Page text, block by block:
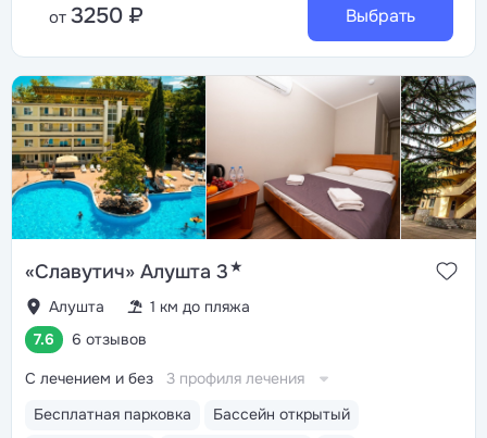
от 3250 ₽ Выбрать
«Славутич» Алушта 3★
Алушта
1 км до пляжа
7.6
6 отзывов
Бесплатная парковка
Бассейн открытый
С лечением и без 3 профиля лечения